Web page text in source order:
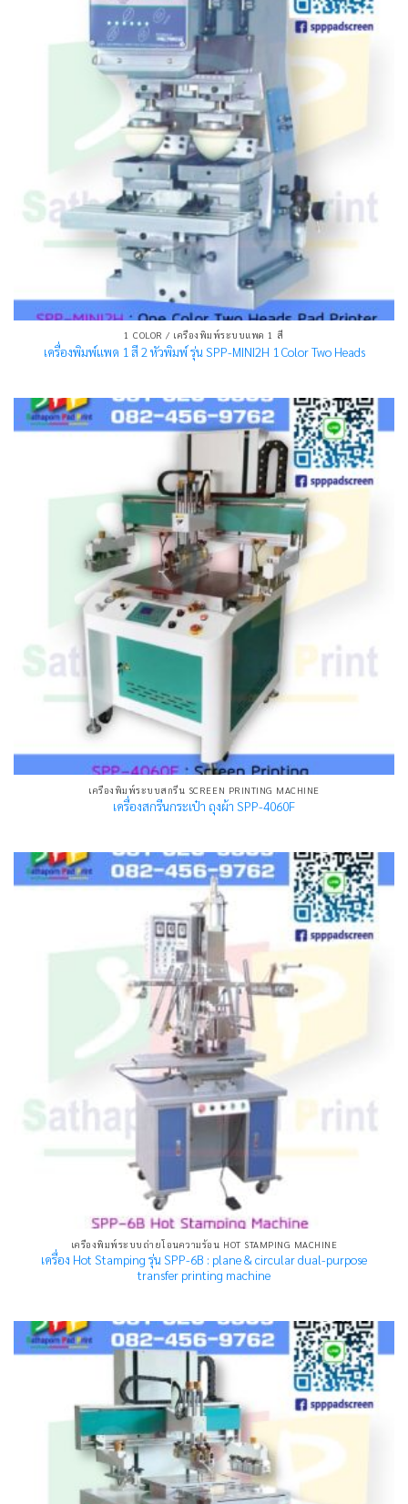
1 COLOR / เครื่องพิมพ์ระบบแพด 1 สี
เครื่องพิมพ์แพด 1 สี 2 หัวพิมพ์ รุ่น SPP-MINI2H 1 Color Two Heads
เครื่องพิมพ์ระบบสกรีน SCREEN PRINTING MACHINE
เครื่องสกรีนกระเป๋า ถุงผ้า SPP-4060F
เครื่องพิมพ์ระบบถ่ายโอนความร้อน HOT STAMPING MACHINE
เครื่อง Hot Stamping รุ่น SPP-6B : plane & circular dual-purpose
transfer printing machine